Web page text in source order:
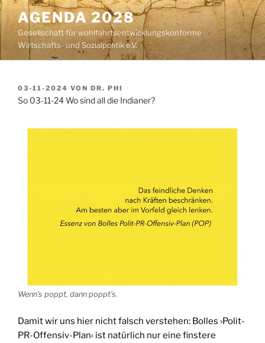
Zum
Inhalt
springen
AGENDA 2028
Gesellschaft für wohlfahrtsentwicklungskonforme
Wirtschafts- und Sozialpolitik e.V.
VERÖFFENTLICHT
AM
03-11-2024 VON DR. PHI
So 03-11-24 Wo sind all die Indianer?
Wenn’s poppt, dann poppt’s.
Damit wir uns hier nicht falsch verstehen: Bolles ›Polit-
PR-Offensiv-Plan‹ ist natürlich nur eine finstere